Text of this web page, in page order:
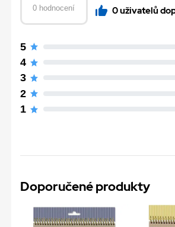
0 hodnocení 0 uživatelů
5
4
3
2
1
Doporučené produkty